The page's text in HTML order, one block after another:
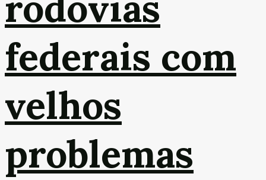
federais com
velhos
problemas